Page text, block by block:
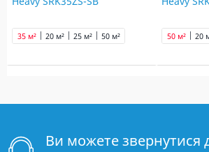
20 м² 25 м²
35 м² 50 м² 20
50 м²
Ви можете звернутися